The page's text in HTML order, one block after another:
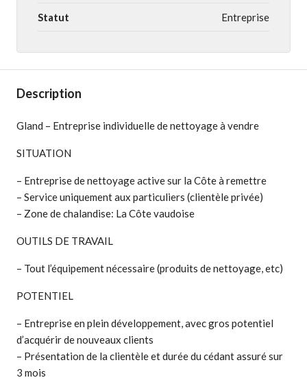
Statut Entreprise
Description
Gland – Entreprise individuelle de nettoyage à vendre
SITUATION
– Entreprise de nettoyage active sur la Côte à remettre
– Service uniquement aux particuliers (clientèle privée)
– Zone de chalandise: La Côte vaudoise
OUTILS DE TRAVAIL
– Tout l’équipement nécessaire (produits de nettoyage, etc)
POTENTIEL
– Entreprise en plein développement, avec gros potentiel
d’acquérir de nouveaux clients
– Présentation de la clientèle et durée du cédant assuré sur
3 mois